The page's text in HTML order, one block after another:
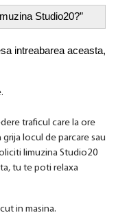
Studio20?”
intreabarea aceasta,
traficul care la ore
locul de parcare sau
limuzina Studio20
tu te poti relaxa
in masina.